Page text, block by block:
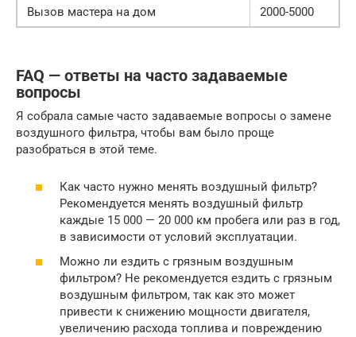
Вызов мастера на дом
2000-5000
FAQ — ответы на часто задаваемые
вопросы
Я собрала самые часто задаваемые вопросы о замене
воздушного фильтра, чтобы вам было проще
разобраться в этой теме.
Как часто нужно менять воздушный фильтр?
Рекомендуется менять воздушный фильтр
каждые 15 000 — 20 000 км пробега или раз в год,
в зависимости от условий эксплуатации.
Можно ли ездить с грязным воздушным
фильтром? Не рекомендуется ездить с грязным
воздушным фильтром, так как это может
привести к снижению мощности двигателя,
увеличению расхода топлива и повреждению